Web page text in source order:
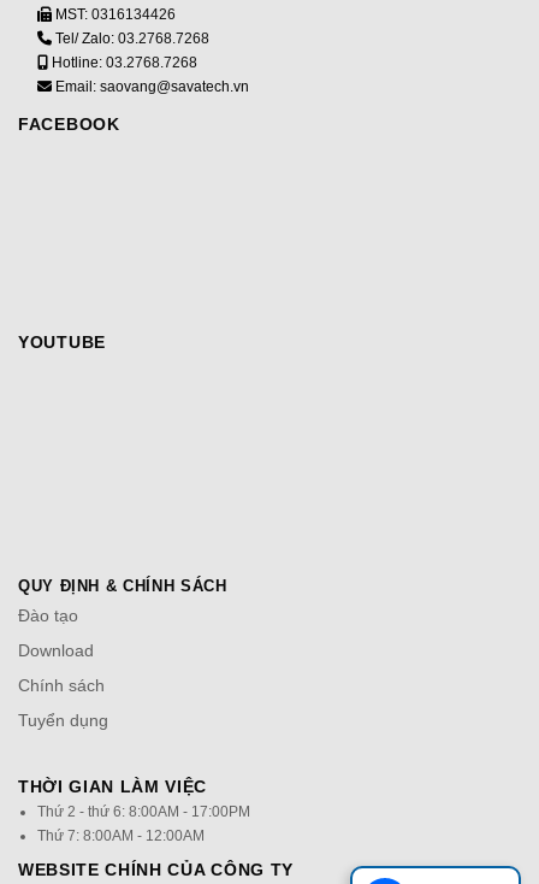
MST: 0316134426
Tel/ Zalo: 03.2768.7268
Hotline: 03.2768.7268
Email: saovang@savatech.vn
FACEBOOK
YOUTUBE
QUY ĐỊNH & CHÍNH SÁCH
Đào tạo
Download
Chính sách
Tuyển dụng
THỜI GIAN LÀM VIỆC
Thứ 2 - thứ 6: 8:00AM - 17:00PM
Thứ 7: 8:00AM - 12:00AM
WEBSITE CHÍNH CỦA CÔNG TY